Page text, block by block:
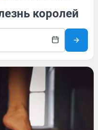
королей